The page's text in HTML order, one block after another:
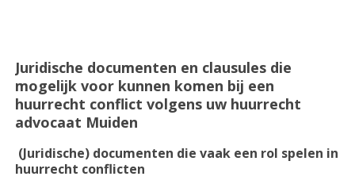
Juridische documenten en clausules die
mogelijk voor kunnen komen bij een
huurrecht conflict volgens uw huurrecht
advocaat Muiden
(Juridische) documenten die vaak een rol spelen in
huurrecht conflicten